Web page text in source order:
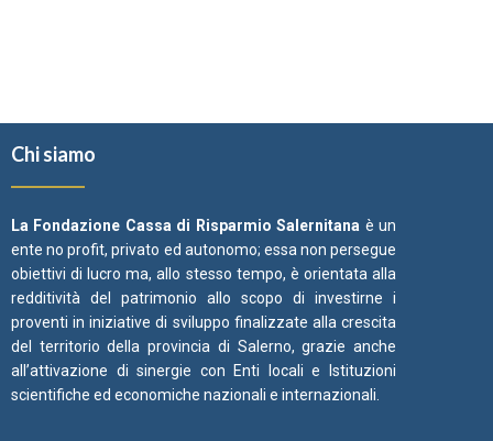
Chi siamo
La Fondazione Cassa di Risparmio Salernitana è un
ente no profit, privato ed autonomo; essa non persegue
obiettivi di lucro ma, allo stesso tempo, è orientata alla
redditività del patrimonio allo scopo di investirne i
proventi in iniziative di sviluppo finalizzate alla crescita
del territorio della provincia di Salerno, grazie anche
all’attivazione di sinergie con Enti locali e Istituzioni
scientifiche ed economiche nazionali e internazionali.